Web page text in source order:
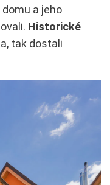
a jeho
Historické
tak dostali